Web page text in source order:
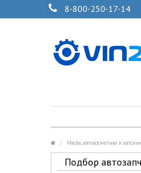
8-800-250-17-14
Масла, автокосметика и
Подбор